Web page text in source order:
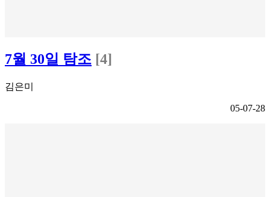
7월 30일 탐조 [4]
김은미
05-07-28